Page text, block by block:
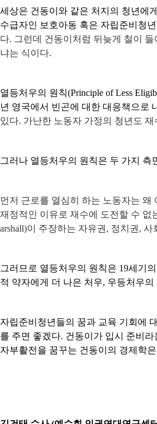
세상은 건동이와 같은 처지의 청년에
수급자인 보호아동 혹은 자립준비청
다. 그런데 건동이처럼 뒤늦게 철이
냐는 식이다.
열등처우의 원칙(Principle of Less
년 영국에서 빈곤에 대한 대응책으로
있다. 가난한 노동자 가정의 청년도
그러나 열등처우의 원칙은 두 가지 측
먼저 근로를 열심히 하는 노동자는 왜
재정적인 이유로 재수에 도전할 수
arshall)이 주장하는 자유권 , 정치권 , 사
그러므로 열등처우의 원칙은 19세기
적 약자에게 더 나은 처우, 우등처우의
자립준비청년들의 꿈과 교육 기회에
를 주면 좋겠다. 건동이가 입시 준비
자부활전을 꿈꾸는 건동이의 경제학